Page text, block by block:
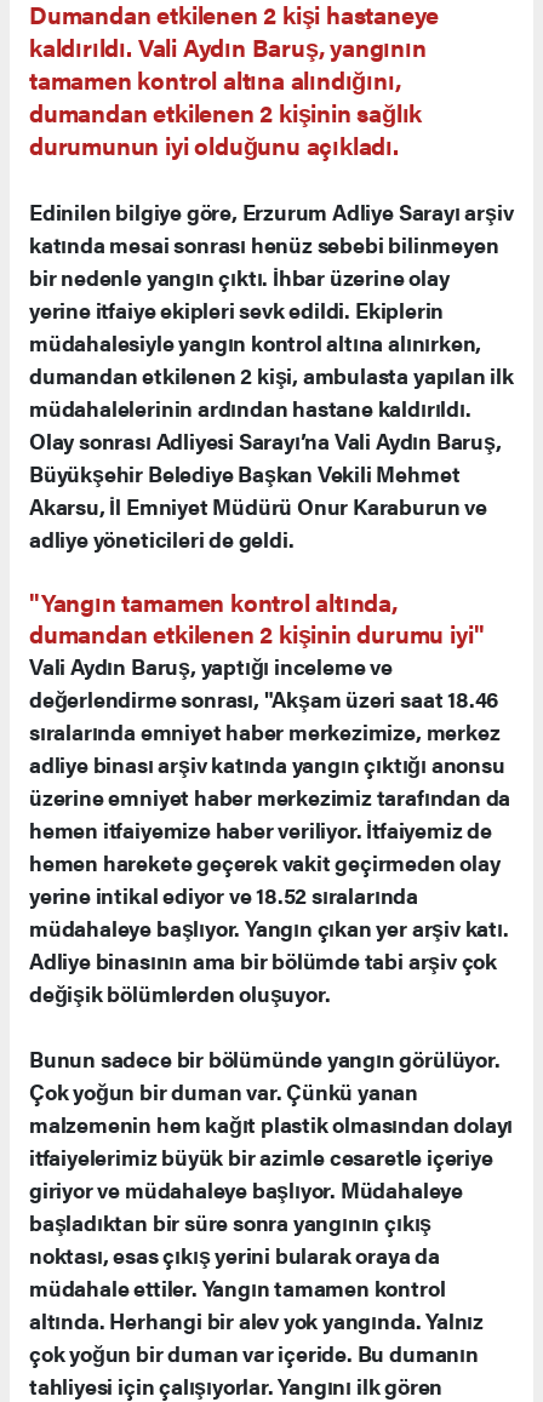
Dumandan etkilenen 2 kişi hastaneye
kaldırıldı. Vali Aydın Baruş, yangının
tamamen kontrol altına alındığını,
dumandan etkilenen 2 kişinin sağlık
durumunun iyi olduğunu açıkladı.
Edinilen bilgiye göre, Erzurum Adliye Sarayı arşiv
katında mesai sonrası henüz sebebi bilinmeyen
bir nedenle yangın çıktı. İhbar üzerine olay
yerine itfaiye ekipleri sevk edildi. Ekiplerin
müdahalesiyle yangın kontrol altına alınırken,
dumandan etkilenen 2 kişi, ambulasta yapılan ilk
müdahalelerinin ardından hastane kaldırıldı.
Olay sonrası Adliyesi Sarayı’na Vali Aydın Baruş,
Büyükşehir Belediye Başkan Vekili Mehmet
Akarsu, İl Emniyet Müdürü Onur Karaburun ve
adliye yöneticileri de geldi.
"Yangın tamamen kontrol altında,
dumandan etkilenen 2 kişinin durumu iyi"
Vali Aydın Baruş, yaptığı inceleme ve
değerlendirme sonrası, "Akşam üzeri saat 18.46
sıralarında emniyet haber merkezimize, merkez
adliye binası arşiv katında yangın çıktığı anonsu
üzerine emniyet haber merkezimiz tarafından da
hemen itfaiyemize haber veriliyor. İtfaiyemiz de
hemen harekete geçerek vakit geçirmeden olay
yerine intikal ediyor ve 18.52 sıralarında
müdahaleye başlıyor. Yangın çıkan yer arşiv katı.
Adliye binasının ama bir bölümde tabi arşiv çok
değişik bölümlerden oluşuyor.
Bunun sadece bir bölümünde yangın görülüyor.
Çok yoğun bir duman var. Çünkü yanan
malzemenin hem kağıt plastik olmasından dolayı
itfaiyelerimiz büyük bir azimle cesaretle içeriye
giriyor ve müdahaleye başlıyor. Müdahaleye
başladıktan bir süre sonra yangının çıkış
noktası, esas çıkış yerini bularak oraya da
müdahale ettiler. Yangın tamamen kontrol
altında. Herhangi bir alev yok yangında. Yalnız
çok yoğun bir duman var içeride. Bu dumanın
tahliyesi için çalışıyorlar. Yangını ilk gören